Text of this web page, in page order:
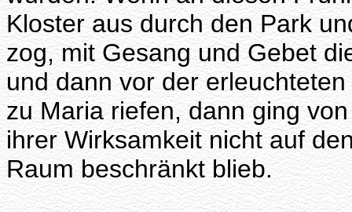
Kloster aus durch den Park
zog, mit Gesang und Gebet
und dann vor der
zu Maria riefen, dann ging
ihrer Wirksamkeit nicht auf
Raum beschränkt blieb.